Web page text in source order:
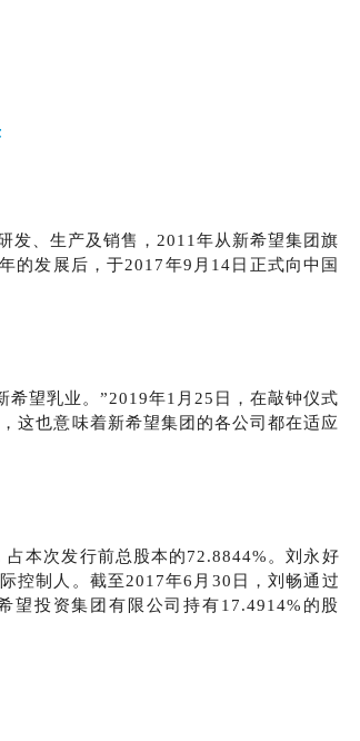
发、生产及销售，2011年从新希望集团旗
的发展后，于2017年9月14日正式向中国
望乳业。”2019年1月25日，在敲钟仪式
这也意味着新希望集团的各公司都在适应
本次发行前总股本的72.8844%。刘永好
控制人。截至2017年6月30日，刘畅通过
望投资集团有限公司持有17.4914%的股